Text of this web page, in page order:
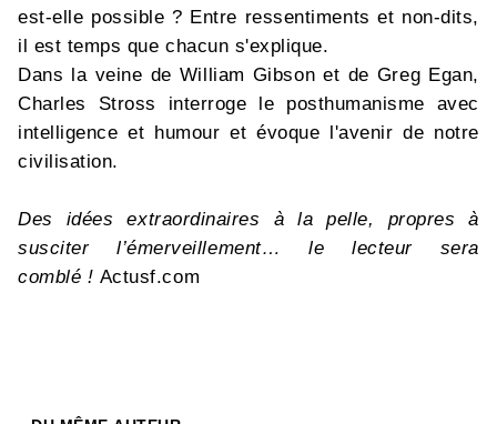
est-elle possible ? Entre ressentiments et non-dits,
il est temps que chacun s'explique.
Dans la veine de William Gibson et de Greg Egan,
Charles Stross interroge le posthumanisme avec
intelligence et humour et évoque l'avenir de notre
civilisation.
Des idées extraordinaires à la pelle, propres à
susciter l’émerveillement… le lecteur sera
comblé ! Actusf.com